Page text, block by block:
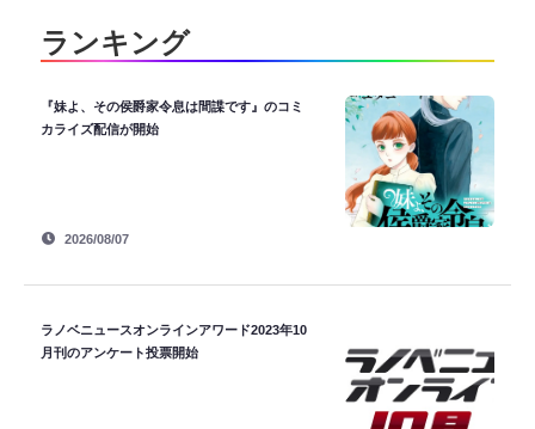
ランキング
『妹よ、その侯爵家令息は間諜です』のコミ
カライズ配信が開始
2026/08/07
ラノベニュースオンラインアワード2023年10
月刊のアンケート投票開始